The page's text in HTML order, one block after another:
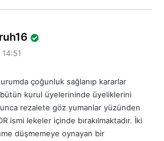
k
çoğunluk sağlanıp kararlar
bütün kurul üyelerininde üyeliklerini
rezalete göz yumanlar yüzünden
ismi lekeler içinde bırakılmaktadır. İki
düşmemeye oynayan bir